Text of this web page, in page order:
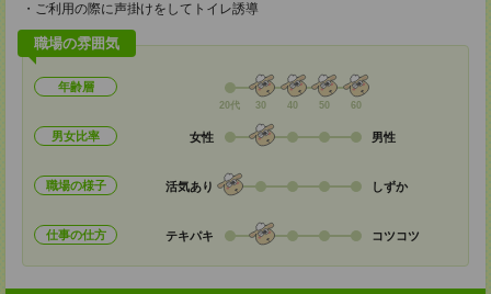
・ご利用の際に声掛けをしてトイレ誘導
職場の雰囲気
年齢層
20代 30 40 50 60
男女比率 女性 男性
職場の様子 活気あり しずか
仕事の仕方 テキパキ コツコツ